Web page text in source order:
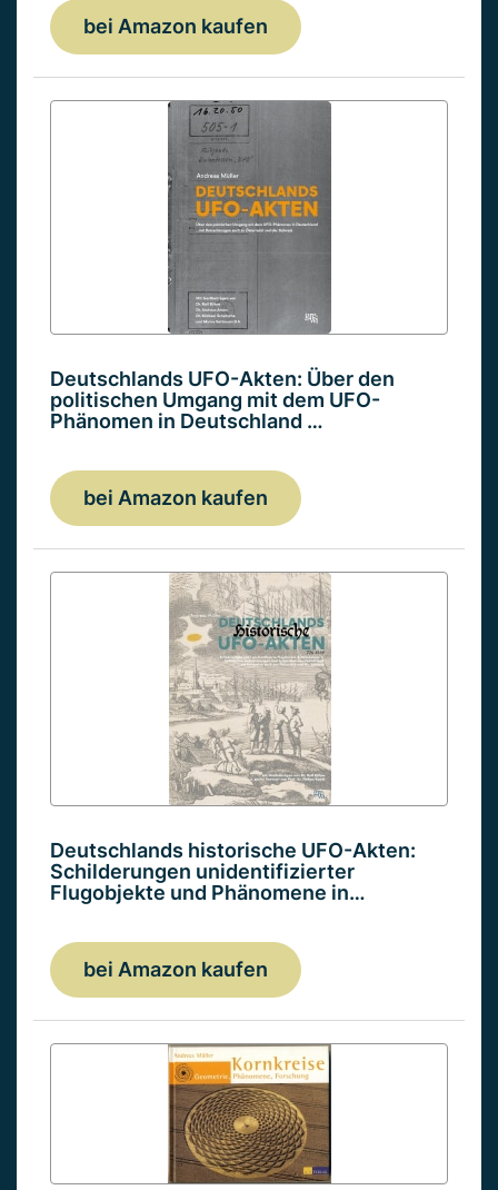
bei Amazon kaufen
Deutschlands UFO-Akten: Über den
politischen Umgang mit dem UFO-
Phänomen in Deutschland …
bei Amazon kaufen
Deutschlands historische UFO-Akten:
Schilderungen unidentifizierter
Flugobjekte und Phänomene in…
bei Amazon kaufen